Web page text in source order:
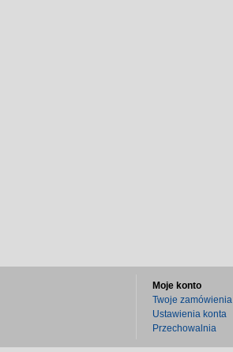
Moje konto
Twoje zamówienia
Ustawienia konta
Przechowalnia